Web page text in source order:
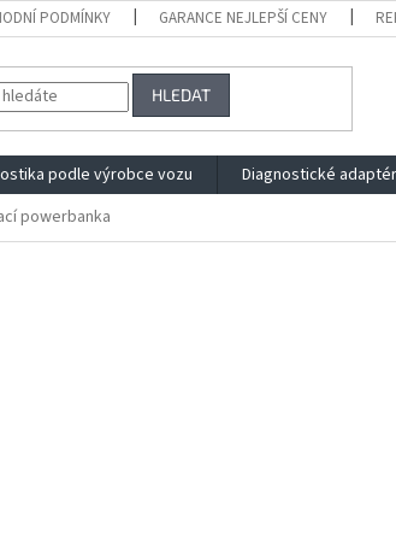
PODMÍNKY GARANCE NEJLEPŠÍ CENY
HLEDAT
podle výrobce vozu Diagnostické
powerbanka